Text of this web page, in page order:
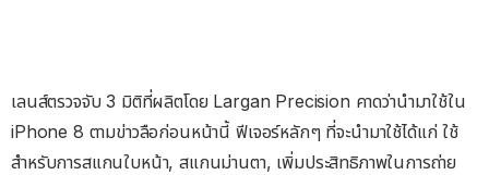
เลนส์ตรวจจับ 3 มิติที่ผลิตโดย Largan Precision คาดว่านำมาใช้ใน
iPhone 8 ตามข่าวลือก่อนหน้านี้ ฟีเจอร์หลักๆ ที่จะนำมาใช้ได้แก่ ใช้
สำหรับการสแกนใบหน้า, สแกนม่านตา, เพิ่มประสิทธิภาพในการถ่าย